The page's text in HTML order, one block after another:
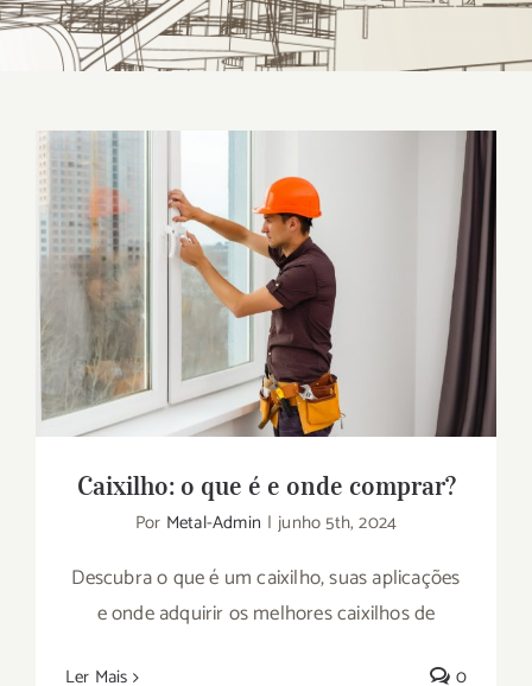
Caixilho: o que é e onde comprar?
Caixilho: o que é e onde comprar?
Por Metal-Admin | junho 5th, 2024
Descubra o que é um caixilho, suas aplicações
e onde adquirir os melhores caixilhos de
Ler Mais 0